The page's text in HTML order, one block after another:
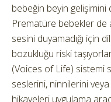
bebeğin beyin
Prematüre bebekler de
sesini duyamadığı için
bozukluğu riski
(Voices of Life) sistemi
seslerini, ninnilerini
hikayeleri uygulama